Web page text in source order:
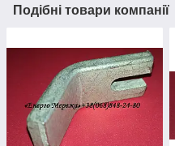
Подібні товари компанії